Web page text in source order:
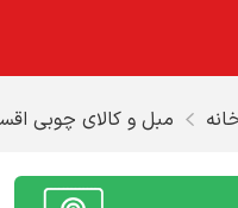
مبل و کالای چوبی